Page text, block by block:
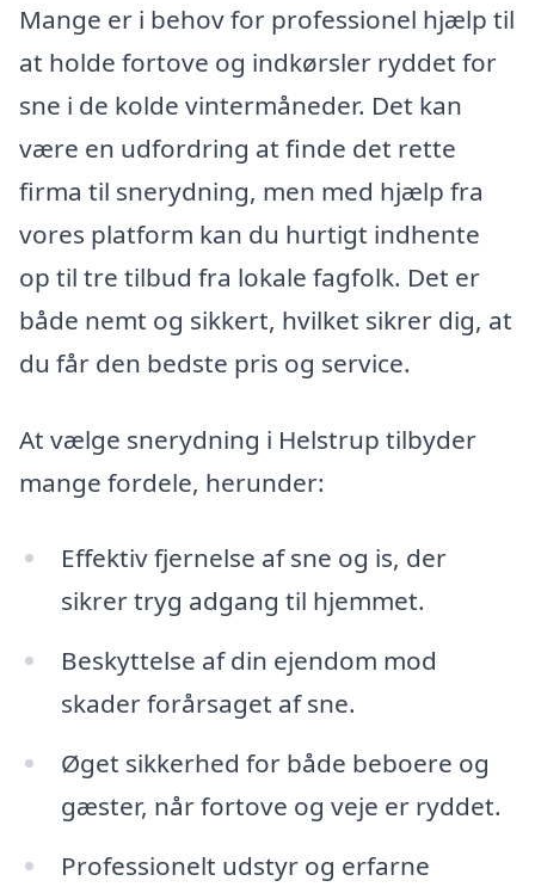
Mange er i behov for professionel hjælp til
at holde fortove og indkørsler ryddet for
sne i de kolde vintermåneder. Det kan
være en udfordring at finde det rette
firma til snerydning, men med hjælp fra
vores platform kan du hurtigt indhente
op til tre tilbud fra lokale fagfolk. Det er
både nemt og sikkert, hvilket sikrer dig, at
du får den bedste pris og service.
At vælge snerydning i Helstrup tilbyder
mange fordele, herunder:
Effektiv fjernelse af sne og is, der
sikrer tryg adgang til hjemmet.
Beskyttelse af din ejendom mod
skader forårsaget af sne.
Øget sikkerhed for både beboere og
gæster, når fortove og veje er ryddet.
Professionelt udstyr og erfarne